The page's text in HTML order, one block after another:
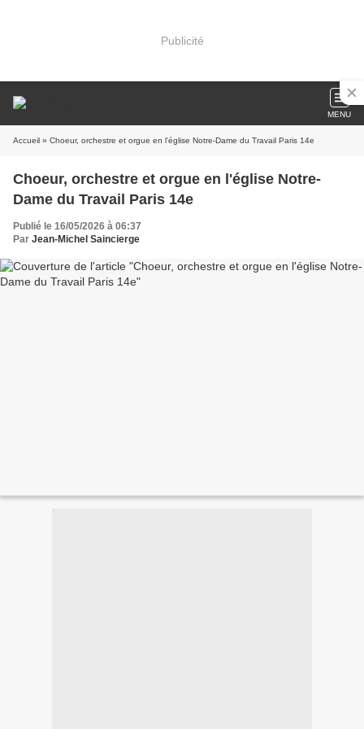
Publicité
MENU
Accueil » Choeur, orchestre et orgue en l'église Notre-Dame du Travail Paris 14e
Choeur, orchestre et orgue en l'église Notre-
Dame du Travail Paris 14e
Publié le 16/05/2026 à 06:37
Par Jean-Michel Saincierge